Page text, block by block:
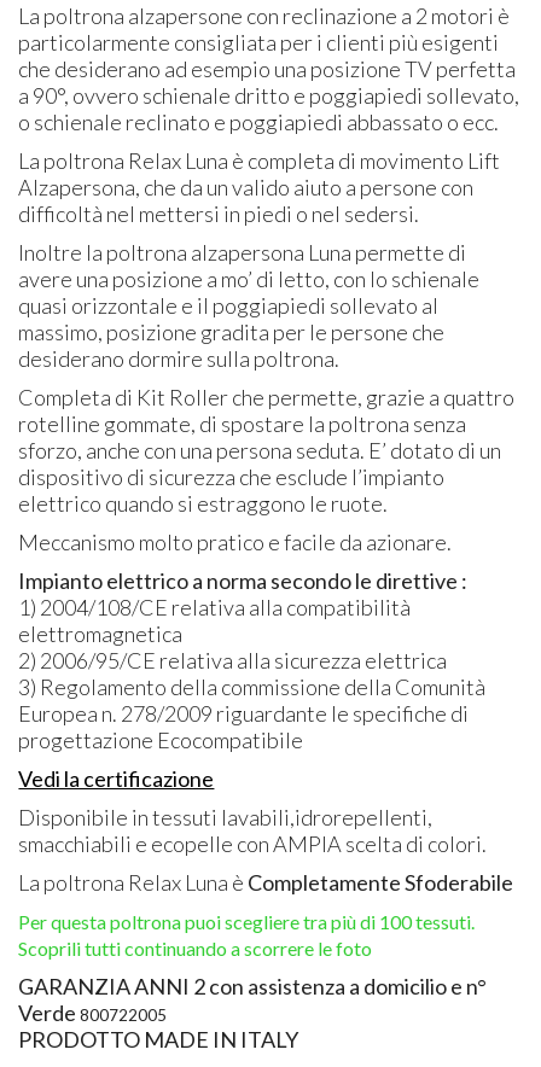
La poltrona alzapersone con reclinazione a 2 motori è
particolarmente consigliata per i clienti più esigenti
che desiderano ad esempio una posizione TV perfetta
a 90°, ovvero schienale dritto e poggiapiedi sollevato,
o schienale reclinato e poggiapiedi abbassato o ecc.
La poltrona Relax Luna è completa di movimento Lift
Alzapersona, che da un valido aiuto a persone con
difficoltà nel mettersi in piedi o nel sedersi.
Inoltre la poltrona alzapersona Luna permette di
avere una posizione a mo’ di letto, con lo schienale
quasi orizzontale e il poggiapiedi sollevato al
massimo, posizione gradita per le persone che
desiderano dormire sulla poltrona.
Completa di Kit Roller che permette, grazie a quattro
rotelline gommate, di spostare la poltrona senza
sforzo, anche con una persona seduta. E’ dotato di un
dispositivo di sicurezza che esclude l’impianto
elettrico quando si estraggono le ruote.
Meccanismo molto pratico e facile da azionare.
Impianto elettrico a norma secondo le direttive :
1) 2004/108/CE relativa alla compatibilità
elettromagnetica
2) 2006/95/CE relativa alla sicurezza elettrica
3) Regolamento della commissione della Comunità
Europea n. 278/2009 riguardante le specifiche di
progettazione Ecocompatibile
Vedi la certificazione
Disponibile in tessuti lavabili,idrorepellenti,
smacchiabili e ecopelle conAMPIA scelta di colori.
La poltrona Relax Luna è Completamente Sfoderabile
Per questa poltrona puoi scegliere tra più di 100 tessuti.
Scoprili tutti continuando a scorrere le foto
GARANZIAANNI 2 con assistenza a domicilio e n°
Verde 800722005
PRODOTTO MADE IN ITALY